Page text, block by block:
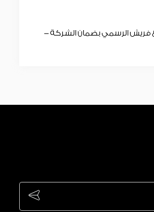
فريش الرسمي بضمان الشركة -